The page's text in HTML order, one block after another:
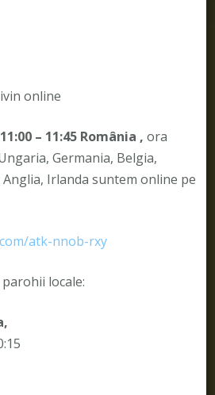
online
– 11:45România , ora
Germania, Belgia,
Anglia, Irlanda suntem online pe
atk-nnob-rxy
locale: